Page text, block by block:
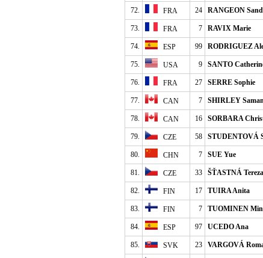
72. FRA 24 RANGEON
73. FRA 7 RAVIX Marie
74. ESP 99 RODRIGUEZ
75. USA 9 SANTO
76. FRA 27 SERRE Sophie
77. CAN 7 SHIRLEY
78. CAN 16 SORBARA
79. CZE 58 STUDENTOVÁ
80. CHN 7 SUE Yue
81. CZE 33 ŠŤASTNÁ Tereza
82. FIN 17 TUIRA Anita
83. FIN 7 TUOMINEN
84. ESP 97 UCEDO Ana
85. SVK 23 VARGOVÁ